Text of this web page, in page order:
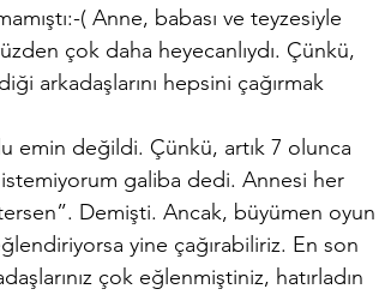
( Anne, babası ve teyzesiyle
çok daha heyecanlıydı. Çünkü,
arkadaşlarını hepsini çağırmak
emin değildi. Çünkü, artık 7 olunca
galiba dedi. Annesi her
Demişti. Ancak, büyümen oyun
yine çağırabiliriz. En son
çok eğlenmiştiniz, hatırladın